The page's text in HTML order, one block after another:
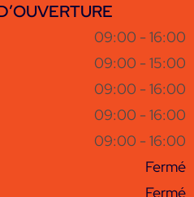
09:00 - 16:00
09:00 - 15:00
09:00 - 16:00
09:00 - 16:00
09:00 - 16:00
Fermé
Fermé